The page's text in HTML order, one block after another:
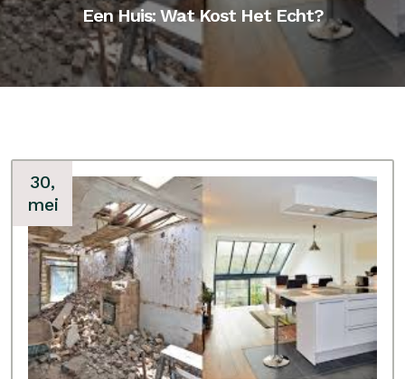
Een Huis: Wat Kost Het Echt?
30,
mei